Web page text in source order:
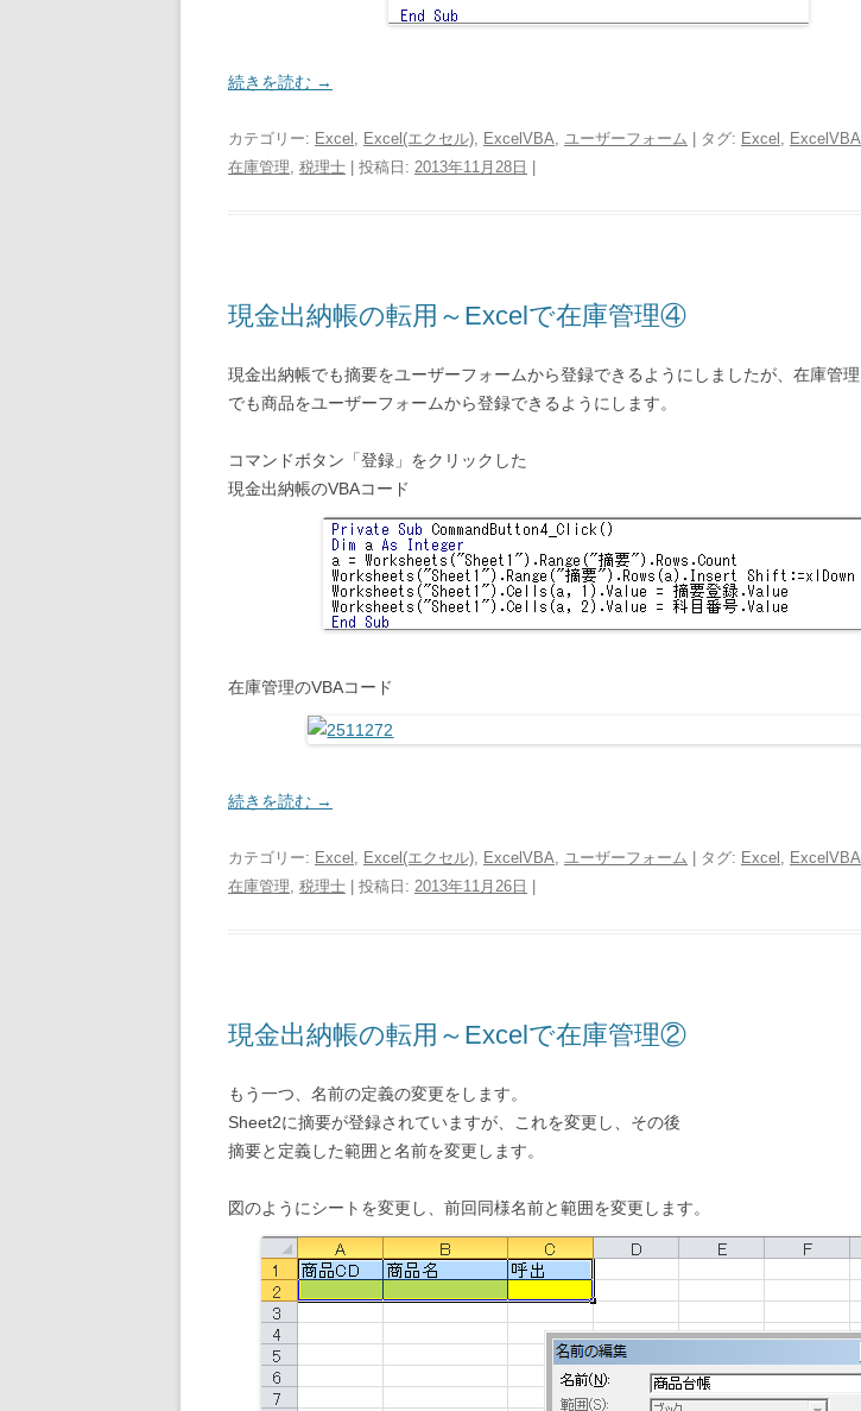
続きを読む →
カテゴリー: Excel Excel(エクセル) ExcelVBA ユーザーフォーム | タグ: Excel ExcelVBA
在庫管理 税理士 | 投稿日: 2013年11月28日
現金出納帳の転用～Excelで在庫管理④
現金出納帳でも摘要をユーザーフォームから登録できるようにしましたが、在庫管理
でも商品をユーザーフォームから登録できるようにします。
コマンドボタン「登録」をクリックした
現金出納帳のVBAコード
在庫管理のVBAコード
続きを読む →
カテゴリー: Excel Excel(エクセル) ExcelVBA ユーザーフォーム | タグ: Excel ExcelVBA
在庫管理 税理士 | 投稿日: 2013年11月26日
現金出納帳の転用～Excelで在庫管理②
もう一つ、名前の定義の変更をします。
Sheet2に摘要が登録されていますが、これを変更し、その後
摘要と定義した範囲と名前を変更します。
図のようにシートを変更し、前回同様名前と範囲を変更します。